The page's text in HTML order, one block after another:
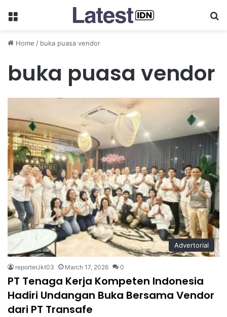
Menu
Home / buka puasa vendor
buka puasa vendor
Advertorial
reporterJkt03 March 17, 2026 0
PT Tenaga Kerja Kompeten Indonesia
Hadiri Undangan Buka Bersama Vendor
dari PT Transafe